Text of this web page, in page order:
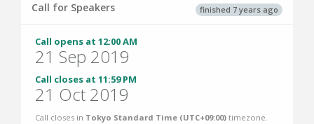
finished 7 years ago
Call for Speakers
Call opens at 12:00 AM
21 Sep 2019
Call closes at 11:59 PM
21 Oct 2019
Call closes in Tokyo Standard Time (UTC+09:00) timezone.